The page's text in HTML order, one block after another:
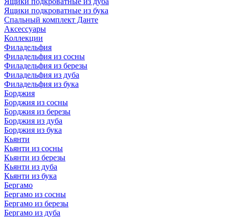
Ящики подкроватные из бука
Спальный комплект Данте
Аксессуары
Коллекции
Филадельфия
Филадельфия из сосны
Филадельфия из березы
Филадельфия из дуба
Филадельфия из бука
Борджия
Борджия из сосны
Борджия из березы
Борджия из дуба
Борджия из бука
Кьянти
Кьянти из сосны
Кьянти из березы
Кьянти из дуба
Кьянти из бука
Бергамо
Бергамо из сосны
Бергамо из березы
Бергамо из дуба